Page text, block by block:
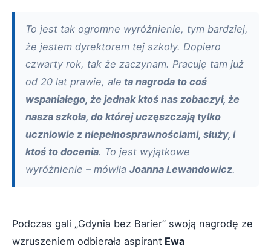
To jest tak ogromne wyróżnienie, tym bardziej,
że jestem dyrektorem tej szkoły. Dopiero
czwarty rok, tak że zaczynam. Pracuję tam już
od 20 lat prawie, ale ta nagroda to coś
wspaniałego, że jednak ktoś nas zobaczył, że
nasza szkoła, do której uczęszczają tylko
uczniowie z niepełnosprawnościami, służy, i
ktoś to docenia. To jest wyjątkowe
wyróżnienie – mówiła Joanna Lewandowicz.
Podczas gali „Gdynia bez Barier” swoją nagrodę ze
wzruszeniem odbierała aspirant Ewa